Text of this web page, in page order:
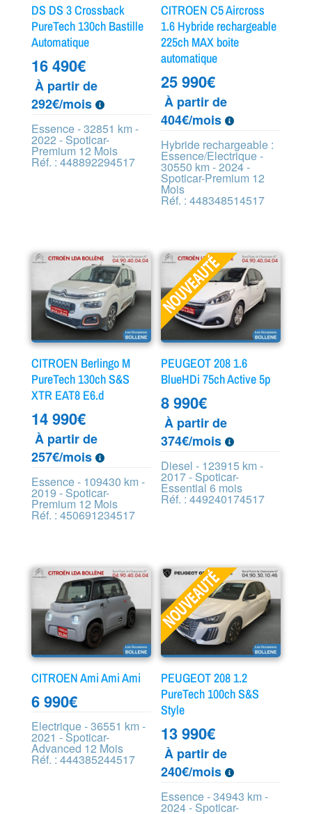
DS DS 3 Crossback
PureTech 130ch Bastille
Automatique
16 490€
À partir de
292€/mois
Essence - 32851 km -
2022 - Spoticar-
Premium 12 Mois
Réf. : 448892294517
CITROEN C5 Aircross
1.6 Hybride rechargeable
225ch MAX boite
automatique
25 990€
À partir de
404€/mois
Hybride rechargeable :
Essence/Electrique -
30550 km - 2024 -
Spoticar-Premium 12
Mois
Réf. : 448348514517
CITROEN Berlingo M
PureTech 130ch S&S
XTR EAT8 E6.d
14 990€
À partir de
257€/mois
Essence - 109430 km -
2019 - Spoticar-
Premium 12 Mois
Réf. : 450691234517
PEUGEOT 208 1.6
BlueHDi 75ch Active 5p
8 990€
À partir de
374€/mois
Diesel - 123915 km -
2017 - Spoticar-
Essential 6 mois
Réf. : 449240174517
CITROEN Ami Ami Ami
6 990€
Electrique - 36551 km -
2021 - Spoticar-
Advanced 12 Mois
Réf. : 444385244517
PEUGEOT 208 1.2
PureTech 100ch S&S
Style
13 990€
À partir de
240€/mois
Essence - 34943 km -
2024 - Spoticar-